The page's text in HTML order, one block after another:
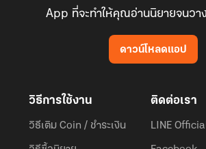
App ที่จะทำให้คุณอ่านนิยายจนวา
ดาวน์โหลดแอป
วิธีการใช้งาน
วิธีเติม Coin / ชำระเงิน
ติดต่อเรา
LINE